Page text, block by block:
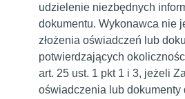
udzielenie niezbędnych
dokumentu. Wykonawca nie
złożenia oświadczeń lub
potwierdzających
art. 25 ust. 1 pkt 1 i 3, jeżeli
oświadczenia lub dokumenty